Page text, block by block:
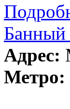
Банный
Адрес:
Метро: